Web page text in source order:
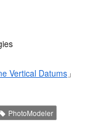
Vertical Datums 」
PhotoModeler